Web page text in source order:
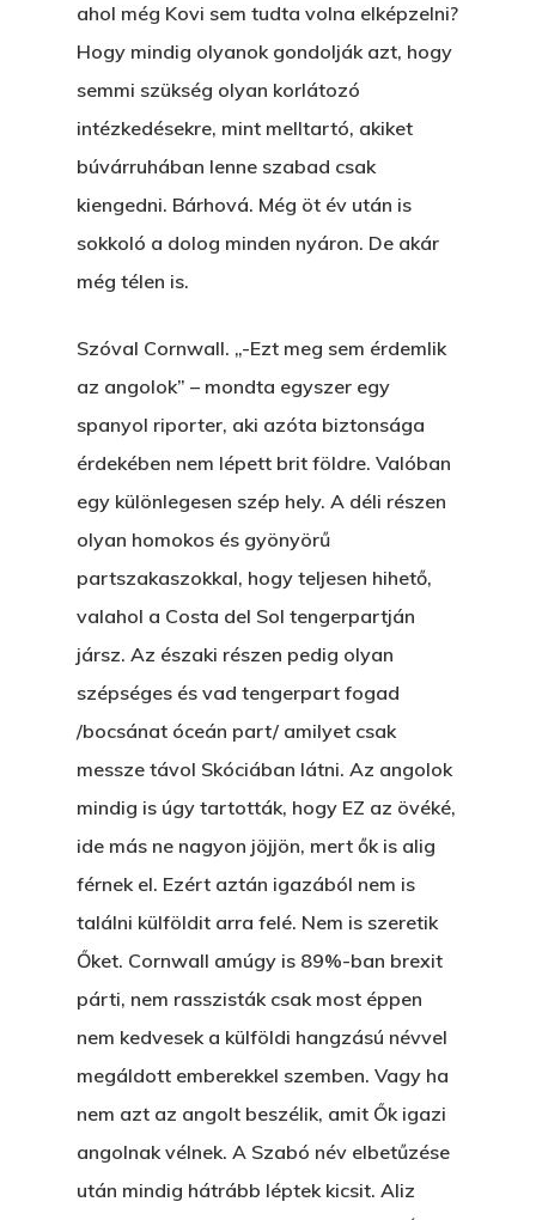
ahol még Kovi sem tudta volna elképzelni?
Hogy mindig olyanok gondolják azt, hogy
semmi szükség olyan korlátozó
intézkedésekre, mint melltartó, akiket
búvárruhában lenne szabad csak
kiengedni. Bárhová. Még öt év után is
sokkoló a dolog minden nyáron. De akár
még télen is.
Szóval Cornwall. „-Ezt meg sem érdemlik
az angolok” – mondta egyszer egy
spanyol riporter, aki azóta biztonsága
érdekében nem lépett brit földre. Valóban
egy különlegesen szép hely. A déli részen
olyan homokos és gyönyörű
partszakaszokkal, hogy teljesen hihető,
valahol a Costa del Sol tengerpartján
jársz. Az északi részen pedig olyan
szépséges és vad tengerpart fogad
/bocsánat óceán part/ amilyet csak
messze távol Skóciában látni. Az angolok
mindig is úgy tartották, hogy EZ az övéké,
ide más ne nagyon jöjjön, mert ők is alig
férnek el. Ezért aztán igazából nem is
találni külföldit arra felé. Nem is szeretik
Őket. Cornwall amúgy is 89%-ban brexit
párti, nem rasszisták csak most éppen
nem kedvesek a külföldi hangzású névvel
megáldott emberekkel szemben. Vagy ha
nem azt az angolt beszélik, amit Ők igazi
angolnak vélnek. A Szabó név elbetűzése
után mindig hátrább léptek kicsit. Aliz